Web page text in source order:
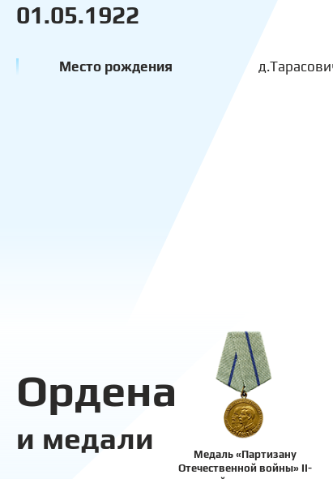
01.05.1922
Место рождения
Ордена
и медали
Медаль «Партизану
Отечественной войны» II-